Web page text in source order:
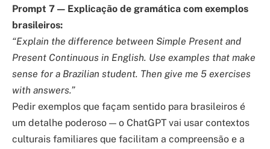
Prompt 7 — Explicação de gramática com exemplos
brasileiros:
“Explain the difference between Simple Present and
Present Continuous in English. Use examples that make
sense for a Brazilian student. Then give me 5 exercises
with answers.”
Pedir exemplos que façam sentido para brasileiros é
um detalhe poderoso — o ChatGPT vai usar contextos
culturais familiares que facilitam a compreensão e a